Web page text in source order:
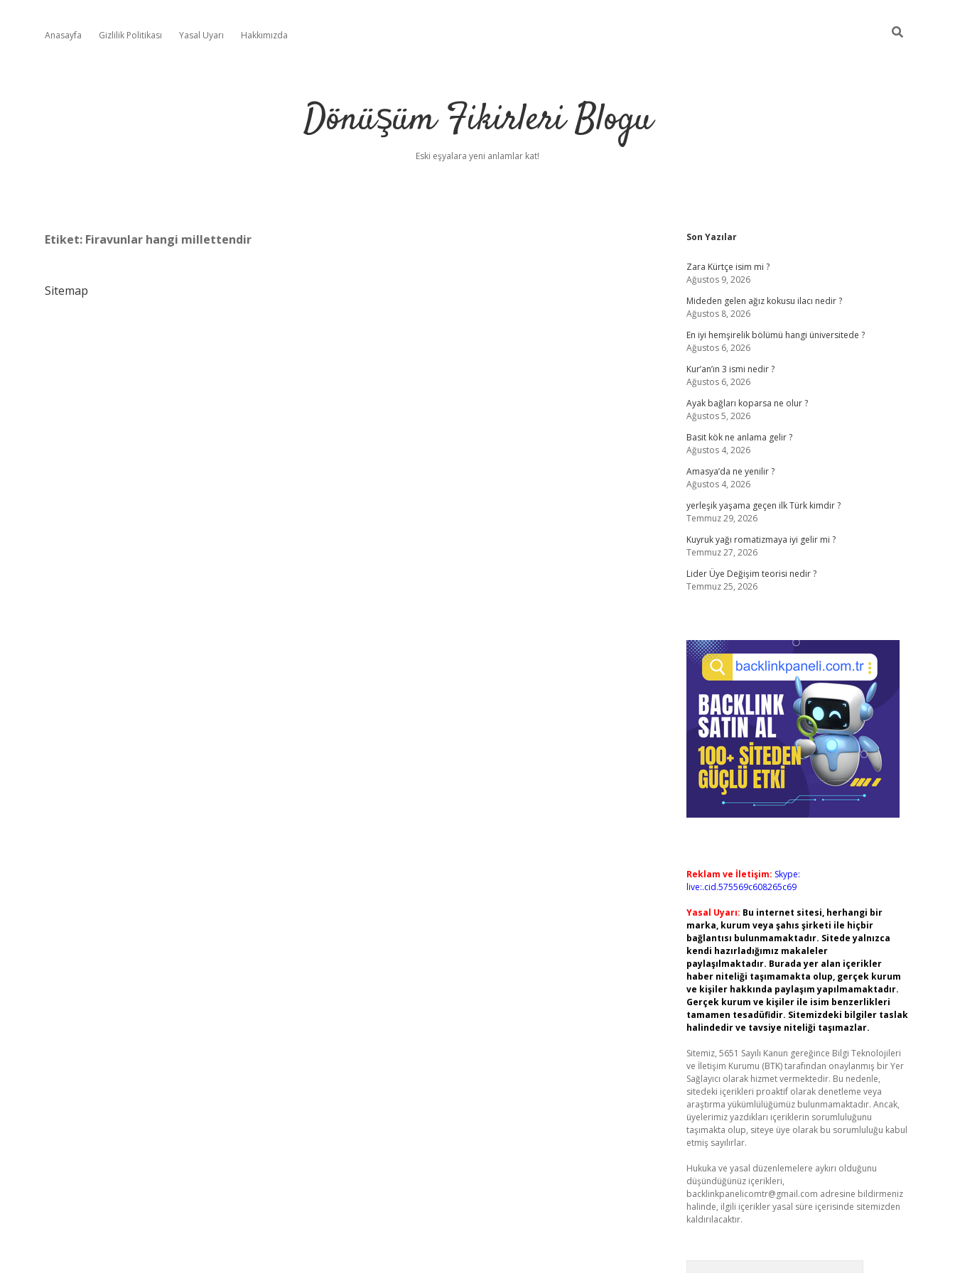
Anasayfa Gizlilik Politikası Yasal Uyarı Hakkımızda
Dönüşüm Fikirleri Blogu
Eski eşyalara yeni anlamlar kat!
Etiket: Firavunlar hangi millettendir
Sitemap
Sidebar
Son Yazılar
Zara Kürtçe isim mi ?
Ağustos 9, 2026
Mideden gelen ağız kokusu ilacı nedir ?
Ağustos 8, 2026
En iyi hemşirelik bölümü hangi üniversitede ?
Ağustos 6, 2026
Kur’an’ın 3 ismi nedir ?
Ağustos 6, 2026
Ayak bağları koparsa ne olur ?
Ağustos 5, 2026
Basit kök ne anlama gelir ?
Ağustos 4, 2026
Amasya’da ne yenilir ?
Ağustos 4, 2026
yerleşik yaşama geçen ilk Türk kimdir ?
Temmuz 29, 2026
Kuyruk yağı romatizmaya iyi gelir mi ?
Temmuz 27, 2026
Lider Üye Değişim teorisi nedir ?
Temmuz 25, 2026
Reklam ve İletişim: Skype:
live:.cid.575569c608265c69
Yasal Uyarı: Bu internet sitesi, herhangi bir
marka, kurum veya şahıs şirketi ile hiçbir
bağlantısı bulunmamaktadır. Sitede yalnızca
kendi hazırladığımız makaleler
paylaşılmaktadır. Burada yer alan içerikler
haber niteliği taşımamakta olup, gerçek kurum
ve kişiler hakkında paylaşım yapılmamaktadır.
Gerçek kurum ve kişiler ile isim benzerlikleri
tamamen tesadüfidir. Sitemizdeki bilgiler taslak
halindedir ve tavsiye niteliği taşımazlar.
Sitemiz, 5651 Sayılı Kanun gereğince Bilgi Teknolojileri
ve İletişim Kurumu (BTK) tarafından onaylanmış bir Yer
Sağlayıcı olarak hizmet vermektedir. Bu nedenle,
sitedeki içerikleri proaktif olarak denetleme veya
araştırma yükümlülüğümüz bulunmamaktadır. Ancak,
üyelerimiz yazdıkları içeriklerin sorumluluğunu
taşımakta olup, siteye üye olarak bu sorumluluğu kabul
etmiş sayılırlar.
Hukuka ve yasal düzenlemelere aykırı olduğunu
düşündüğünüz içerikleri,
backlinkpanelicomtr@gmail.com adresine bildirmeniz
halinde, ilgili içerikler yasal süre içerisinde sitemizden
kaldırılacaktır.
ilbet yeni giriş